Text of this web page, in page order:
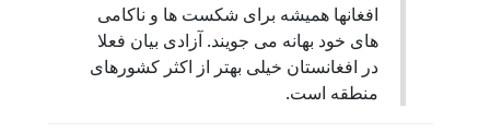
افغانها همیشه برای شکست ها و ناکامی
های خود بهانه می جویند. آزادی بیان فعلا
در افغانستان خیلی بهتر از اکثر کشورهای
منطقه است.